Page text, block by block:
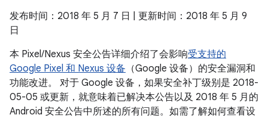
发布时间：2018 年 5 月 7 日 | 更新时间：2018 年 5 月 9
日
本 Pixel/Nexus 安全公告详细介绍了会影响受支持的
Google Pixel 和 Nexus 设备 （Google 设备）的安全漏洞和
功能改进。 对于 Google 设备，如果安全补丁级别是 2018-
05-05 或更新，就意味着已解决本公告以及 2018 年 5 月的
Android 安全公告中所述的所有问题。如需了解如何查看设